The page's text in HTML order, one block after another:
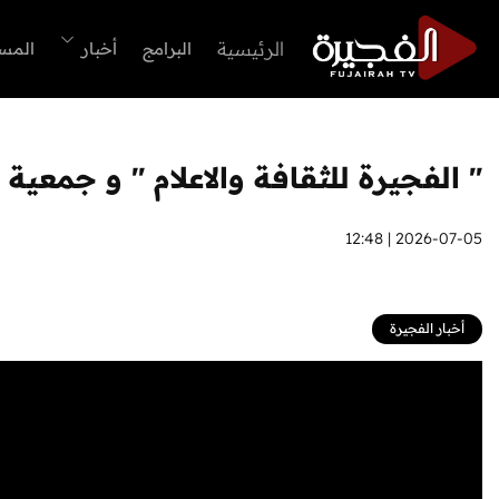
الرئيسية البرامج أخبار
" الفجيرة للثقافة والاعلام " و
2026-07-05 | 12:48
أخبار الفجيرة